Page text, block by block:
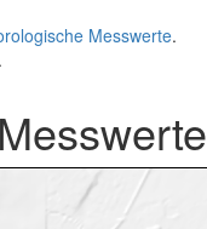
Messwerte.
.